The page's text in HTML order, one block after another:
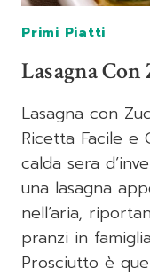
Primi Piatti
Lasagna
Lasagna con
Ricetta Facile e
calda sera
una lasagna
nell’aria,
pranzi in
Prosciutto è